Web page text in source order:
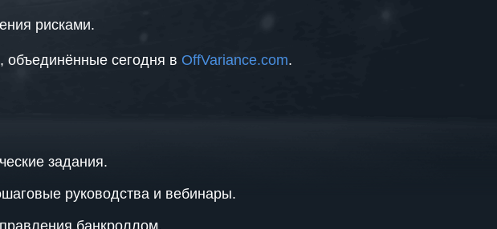
рисками.
объединённые сегодня в OffVariance.com.
задания.
руководства и вебинары.
банкроллом.